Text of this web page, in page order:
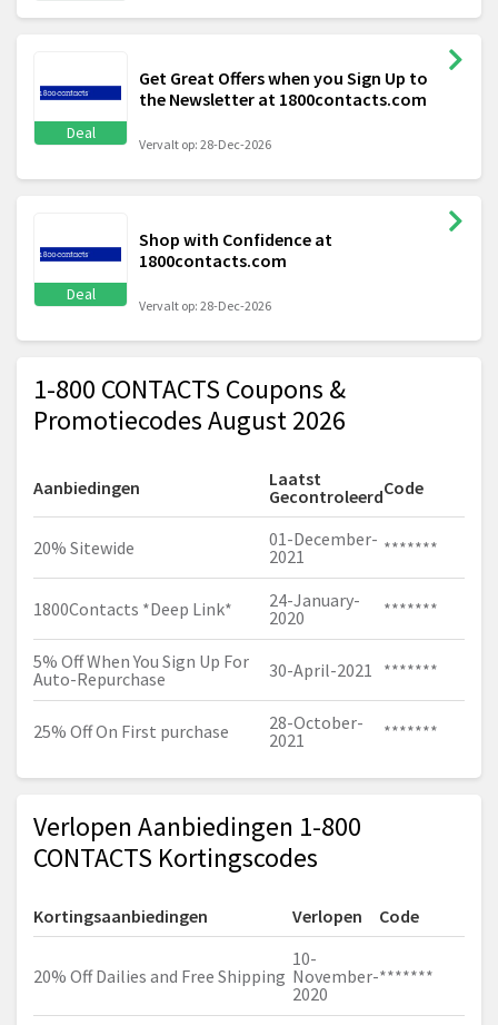
Deal
Get Great Offers when you Sign Up to
the Newsletter at 1800contacts.com
Vervalt op: 28-Dec-2026
Deal
Shop with Confidence at
1800contacts.com
Vervalt op: 28-Dec-2026
1-800 CONTACTS Coupons &
Promotiecodes August 2026
Aanbiedingen
Laatst
GecontroleerdCode
20% Sitewide
01-December-
2021
*******
1800Contacts *Deep Link*
24-January-
2020
*******
5% Off When You Sign Up For
Auto-Repurchase
30-April-2021 *******
25% Off On First purchase
28-October-
2021
*******
Verlopen Aanbiedingen 1-800
CONTACTS Kortingscodes
Kortingsaanbiedingen Verlopen Code
20% Off Dailies and Free Shipping
10-
November-
2020
*******